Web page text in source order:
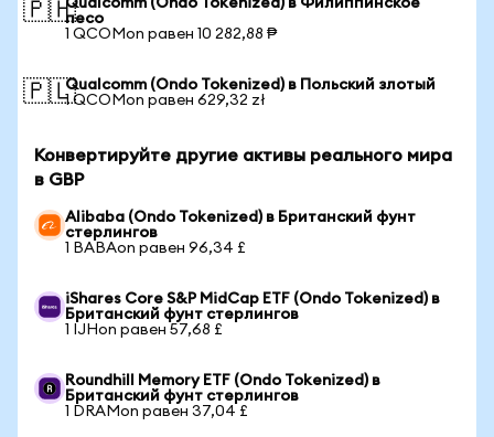
🇵🇭Qualcomm (Ondo Tokenized) в Филиппинское
песо
1 QCOMon равен 10 282,88 ₱
🇵🇱Qualcomm (Ondo Tokenized) в Польский злотый
1 QCOMon равен 629,32 zł
Конвертируйте другие активы реального мира
в GBP
Alibaba (Ondo Tokenized) в Британский фунт
стерлингов
1 BABAon равен 96,34 £
iShares Core S&P MidCap ETF (Ondo Tokenized) в
Британский фунт стерлингов
1 IJHon равен 57,68 £
Roundhill Memory ETF (Ondo Tokenized) в
Британский фунт стерлингов
1 DRAMon равен 37,04 £